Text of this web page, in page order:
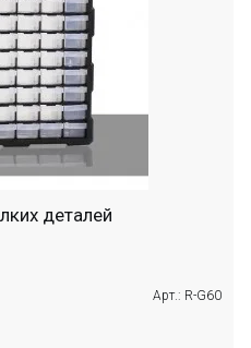
деталей
Арт.: R-G60